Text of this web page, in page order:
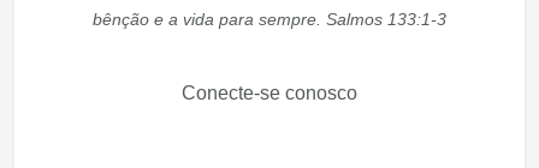
bênção e a vida para sempre. Salmos 133:1-3
Conecte-se conosco